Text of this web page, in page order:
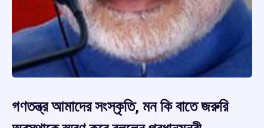
গণতন্ত্র আমাদের সংস্কৃতি, মন কি বাতে জরুরি